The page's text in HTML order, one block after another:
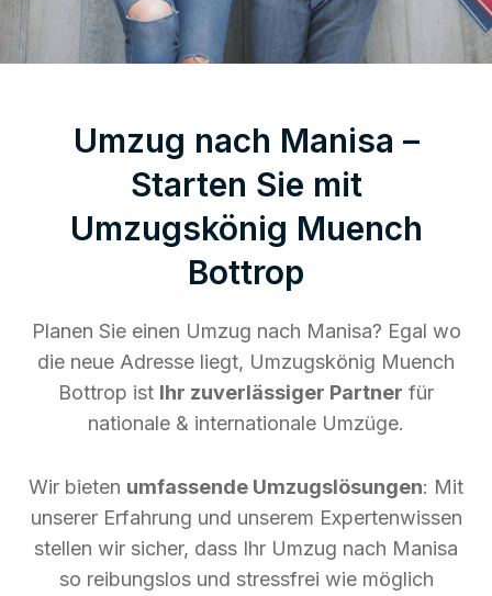
Umzug nach Manisa –
Starten Sie mit
Umzugskönig Muench
Bottrop
Planen Sie einen Umzug nach Manisa? Egal wo
die neue Adresse liegt, Umzugskönig Muench
Bottrop ist Ihr zuverlässiger Partner für
nationale & internationale Umzüge.
Wir bieten umfassende Umzugslösungen: Mit
unserer Erfahrung und unserem Expertenwissen
stellen wir sicher, dass Ihr Umzug nach Manisa
so reibungslos und stressfrei wie möglich